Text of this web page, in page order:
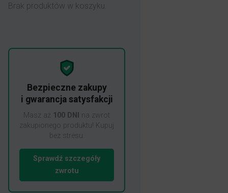
Brak produktów w koszyku.
Bezpieczne zakupy
i gwarancja satysfakcji
Masz aż 100 DNI
na zwrot
zakupionego produktu! Kupuj
bez stresu.
Sprawdź szczegóły
zwrotu